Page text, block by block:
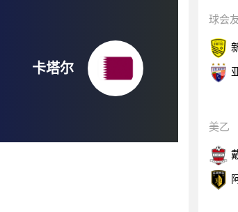
卡塔尔
球会
美乙